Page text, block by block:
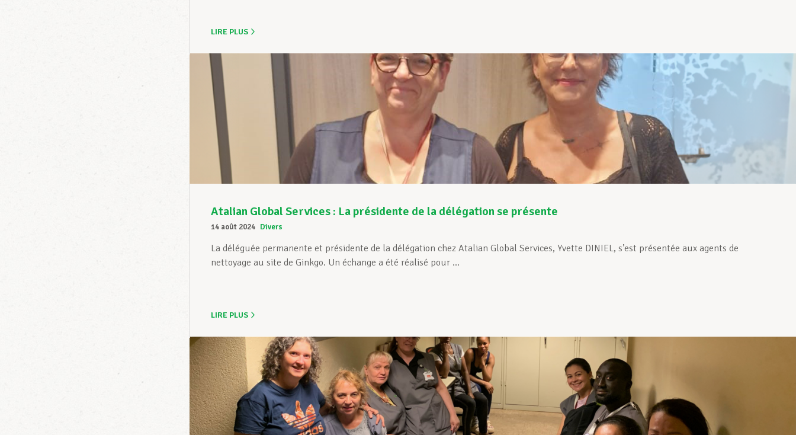
LIRE PLUS
Atalian Global Services : La présidente de la délégation se présente
14 août 2024 Divers
La déléguée permanente et présidente de la délégation chez Atalian Global Services, Yvette DINIEL, s’est présentée aux agents de
nettoyage au site de Ginkgo. Un échange a été réalisé pour ...
LIRE PLUS